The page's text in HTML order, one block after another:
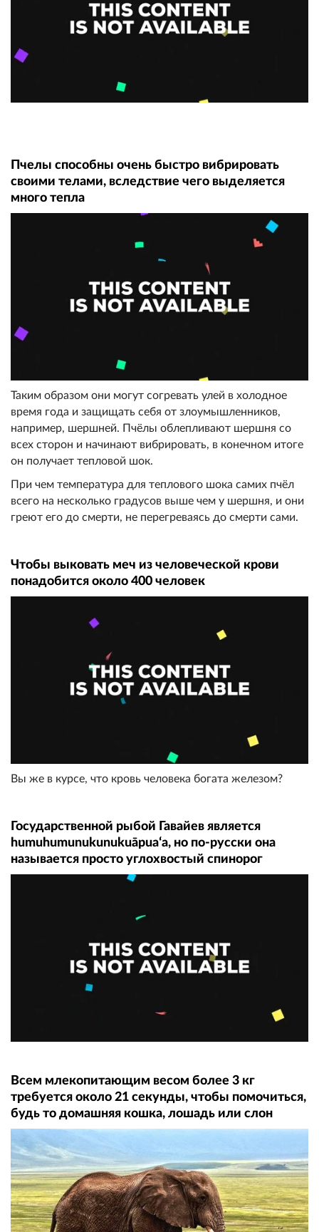
Пчелы способны очень быстро вибрировать
своими телами, вследствие чего выделяется
много тепла
Таким образом они могут согревать улей в холодное
время года и защищать себя от злоумышленников,
например, шершней. Пчёлы облепливают шершня со
всех сторон и начинают вибрировать, в конечном итоге
он получает тепловой шок.
При чем температура для теплового шока самих пчёл
всего на несколько градусов выше чем у шершня, и они
греют его до смерти, не перегреваясь до смерти сами.
Чтобы выковать меч из человеческой крови
понадобится около 400 человек
Вы же в курсе, что кровь человека богата железом?
Государственной рыбой Гавайев является
humuhumunukunukuāpuaʻa, но по-русски она
называется просто углохвостый спинорог
Всем млекопитающим весом более 3 кг
требуется около 21 секунды, чтобы помочиться,
будь то домашняя кошка, лошадь или слон